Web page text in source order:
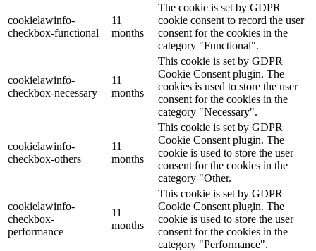
cookielawinfo-
checkbox-functional
11
months
The cookie is set by GDPR
cookie consent to record the user
consent for the cookies in the
category "Functional".
cookielawinfo-
checkbox-necessary
11
months
This cookie is set by GDPR
Cookie Consent plugin. The
cookies is used to store the user
consent for the cookies in the
category "Necessary".
cookielawinfo-
checkbox-others
11
months
This cookie is set by GDPR
Cookie Consent plugin. The
cookie is used to store the user
consent for the cookies in the
category "Other.
cookielawinfo-
checkbox-
performance
11
months
This cookie is set by GDPR
Cookie Consent plugin. The
cookie is used to store the user
consent for the cookies in the
category "Performance".